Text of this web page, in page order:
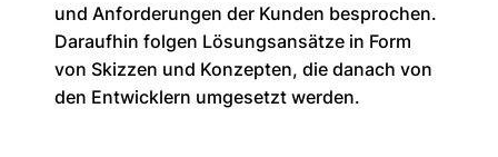
und Anforderungen der Kunden besprochen.
Daraufhin folgen Lösungsansätze in Form
von Skizzen und Konzepten, die danach von
den Entwicklern umgesetzt werden.